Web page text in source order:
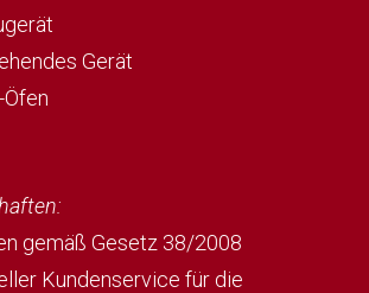
Gerät
gemäß Gesetz 38/2008
Kundenservice für die